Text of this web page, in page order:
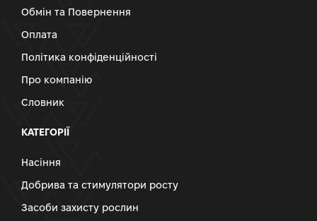
Обмін та Повернення
Оплата
Політика конфіденційності
Про компанію
Словник
КАТЕГОРІЇ
Насіння
Добрива та стимулятори росту
Засоби захисту рослин